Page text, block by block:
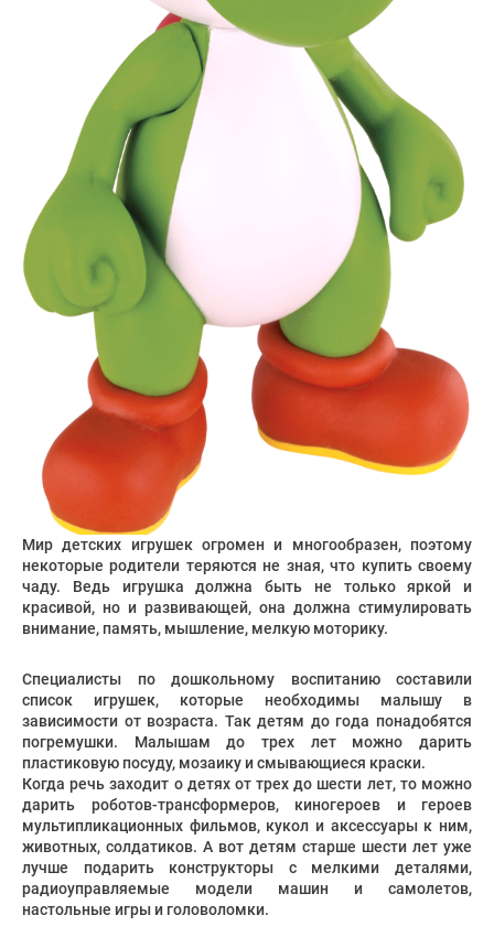
Мир детских игрушек огромен и многообразен, поэтому
некоторые родители теряются не зная, что купить своему
чаду. Ведь игрушка должна быть не только яркой и
красивой, но и развивающей, она должна стимулировать
внимание, память, мышление, мелкую моторику.
Специалисты по дошкольному воспитанию составили
список игрушек, которые необходимы малышу в
зависимости от возраста. Так детям до года понадобятся
погремушки. Малышам до трех лет можно дарить
пластиковую посуду, мозаику и смывающиеся краски.
Когда речь заходит о детях от трех до шести лет, то можно
дарить роботов-трансформеров, киногероев и героев
мультипликационных фильмов, кукол и аксессуары к ним,
животных, солдатиков. А вот детям старше шести лет уже
лучше подарить конструкторы с мелкими деталями,
радиоуправляемые модели машин и самолетов,
настольные игры и головоломки.